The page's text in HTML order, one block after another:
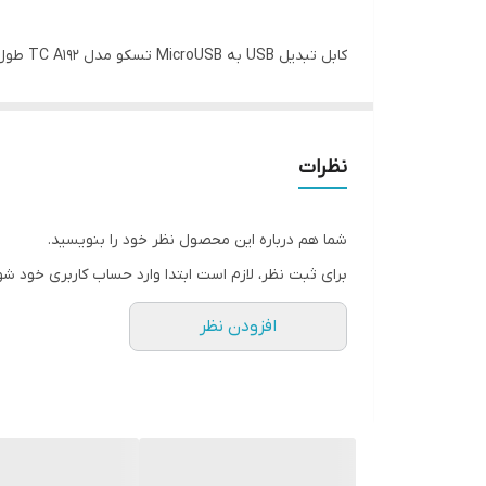
کابل تبدیل USB به MicroUSB تسکو مدل TC A192 طول 1 متر
نظرات
شما هم درباره این محصول نظر خود را بنویسید.
برای ثبت نظر، لازم است ابتدا وارد حساب کاربری خود
افزودن نظر